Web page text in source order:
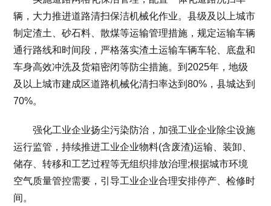
辆，大力推进道路清扫保洁机械化作业。县级及以上城市
制定渣土、砂石料、散煤等运输管理措施，规定运输车辆
通行路线和时间段，严格落实渣土运输车辆车轮、底盘和
车身高效冲洗及货箱密闭等防尘措施。到2025年，地级
及以上城市建成区道路机械化清扫率达到80%，县城达到
70%。
强化工业企业扬尘污染防治，加强工业企业除尘设施
运行监管，持续推进工业企业物料(含废渣)运输、装卸、
储存、转移和工艺过程等无组织排放治理;根据城市环境
空气质量管控需要，引导工业企业合理安排停产、检修时
间。